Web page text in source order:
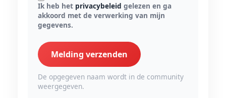
Ik heb het privacybeleid gelezen en ga
akkoord met de verwerking van mijn
gegevens.
Melding verzenden
De opgegeven naam wordt in de community
weergegeven.